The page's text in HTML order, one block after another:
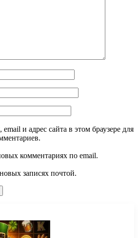
и адрес сайта в этом браузере для
комментариях по email.
записях почтой.